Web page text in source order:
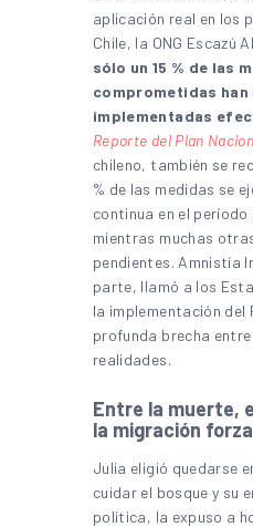
aplicación real en los
Chile, la ONG Escazú
sólo un 15 % de las
comprometidas han
implementadas
Reporte del Plan
chileno, también se
% de las medidas se
continua en el
mientras muchas
pendientes. Amnistía
parte, llamó a los
la implementación del
profunda brecha
realidades.
Entre la muerte,
la migración
Julia eligió quedarse
cuidar el bosque y su
política, la expuso a